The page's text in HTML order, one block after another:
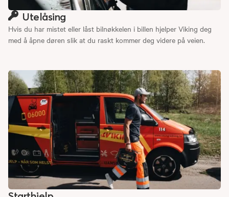
Utelåsing
Hvis du har mistet eller låst bilnøkkelen i billen hjelper Viking deg
med å åpne døren slik at du raskt kommer deg videre på veien.